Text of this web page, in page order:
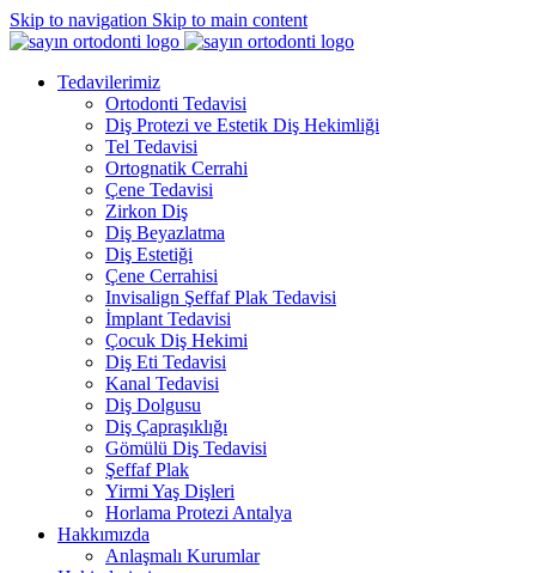
Skip to navigation Skip to main content
Tedavilerimiz
Ortodonti Tedavisi
Diş Protezi ve Estetik Diş Hekimliği
Tel Tedavisi
Ortognatik Cerrahi
Çene Tedavisi
Zirkon Diş
Diş Beyazlatma
Diş Estetiği
Çene Cerrahisi
Invisalign Şeffaf Plak Tedavisi
İmplant Tedavisi
Çocuk Diş Hekimi
Diş Eti Tedavisi
Kanal Tedavisi
Diş Dolgusu
Diş Çapraşıklığı
Gömülü Diş Tedavisi
Şeffaf Plak
Yirmi Yaş Dişleri
Horlama Protezi Antalya
Hakkımızda
Anlaşmalı Kurumlar